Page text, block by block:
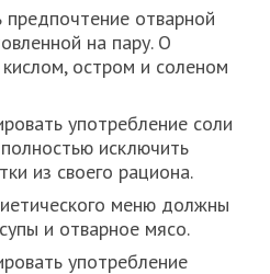
предпочтение отварной
на пару. О
остром и соленом
употребление соли
исключить
из своего рациона.
меню должны
и отварное мясо.
употребление